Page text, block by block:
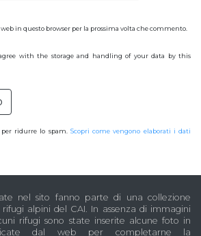
in questo browser per la prossima volta che commento.
with the storage and handling of your data by this
ridurre lo spam. Scopri come vengono elaborati i dati
nel sito fanno parte di una collezione
alpini del CAI. In assenza di immagini
rifugi sono state inserite alcune foto in
dal web per completarne la